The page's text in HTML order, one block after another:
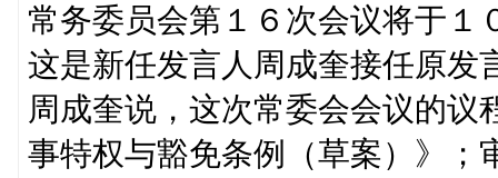
常务委员会第１６次会议将于１
这是新任发言人周成奎接任原发
周成奎说，这次常委会会议的议
事特权与豁免条例（草案）》；